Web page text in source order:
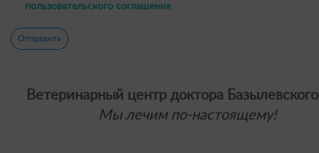
пользовательского соглашения
Отправить
Ветеринарный центр доктора
Мы лечим по-настоящему!